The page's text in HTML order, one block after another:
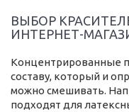
ВЫБОР
ИНТЕРНЕТ-
Концентрированные
составу, который и
можно смешивать.
подходят для